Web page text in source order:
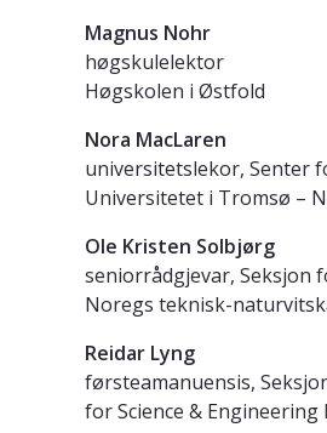
Magnus Nohr
høgskulelektor
Høgskolen i Østfold
Nora MacLaren
universitetslekor, Senter
Universitetet i Tromsø –
Ole Kristen Solbjørg
seniorrådgjevar,
Noregs teknisk-
Reidar Lyng
førsteamanuensis,
for Science &